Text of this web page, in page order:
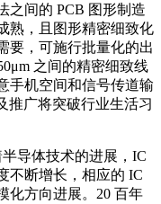
之间的 PCB 图形制造
熟，且图形精密细致化
要，可施行批量化的出
之间的精密细致线
手机空间和信号传道输
推广将突破行业生活习
导体技术的进展，IC
不断增长，相应的 IC
化方向进展。20 百年